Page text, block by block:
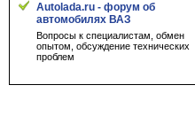
Autolada.ru - форум об
автомобилях ВАЗ
Вопросы к специалистам, обмен
опытом, обсуждение технических
проблем